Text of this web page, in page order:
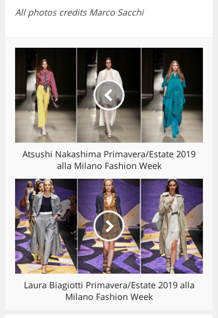
All photos credits Marco Sacchi
Atsushi Nakashima Primavera/Estate 2019
alla Milano Fashion Week
Laura Biagiotti Primavera/Estate 2019 alla
Milano Fashion Week